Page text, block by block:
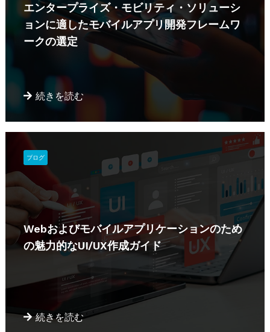
エンタープライズ・モビリティ・ソリューシ
ョンに適したモバイルアプリ開発フレームワ
ークの選定
続きを読む
Webおよびモバイルアプリケーションのため
の魅力的なUI/UX作成ガイド
続きを読む
ブログ